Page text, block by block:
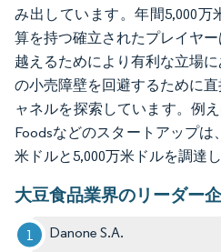
み出しています。年間5,000
算を持つ確立されたプレイヤ
越えるためにより有利な立場
の小売障壁を回避するために
ャネルを探索しています。例
Foodsなどのスタートアップは
米ドルと5,000万米ドルを調達し
大豆食品業界のリーダー
Danone S.A.